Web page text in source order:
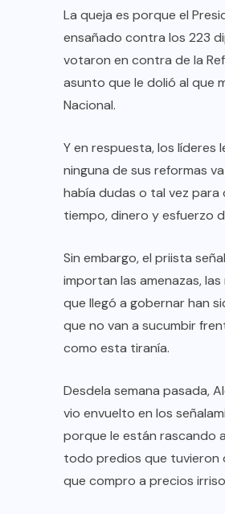
La queja es porque el
ensañado contra los 223
votaron en contra de la
asunto que le dolió al que
Nacional.
Y en respuesta, los líderes
ninguna de sus reformas
había dudas o tal vez para
tiempo, dinero y esfuerzo
Sin embargo, el priista
importan las amenazas,
que llegó a gobernar han
que no van a sucumbir
como esta tiranía.
Desdela semana pasada,
vio envuelto en los
porque le están rascando
todo predios que tuvieron
que compro a precios